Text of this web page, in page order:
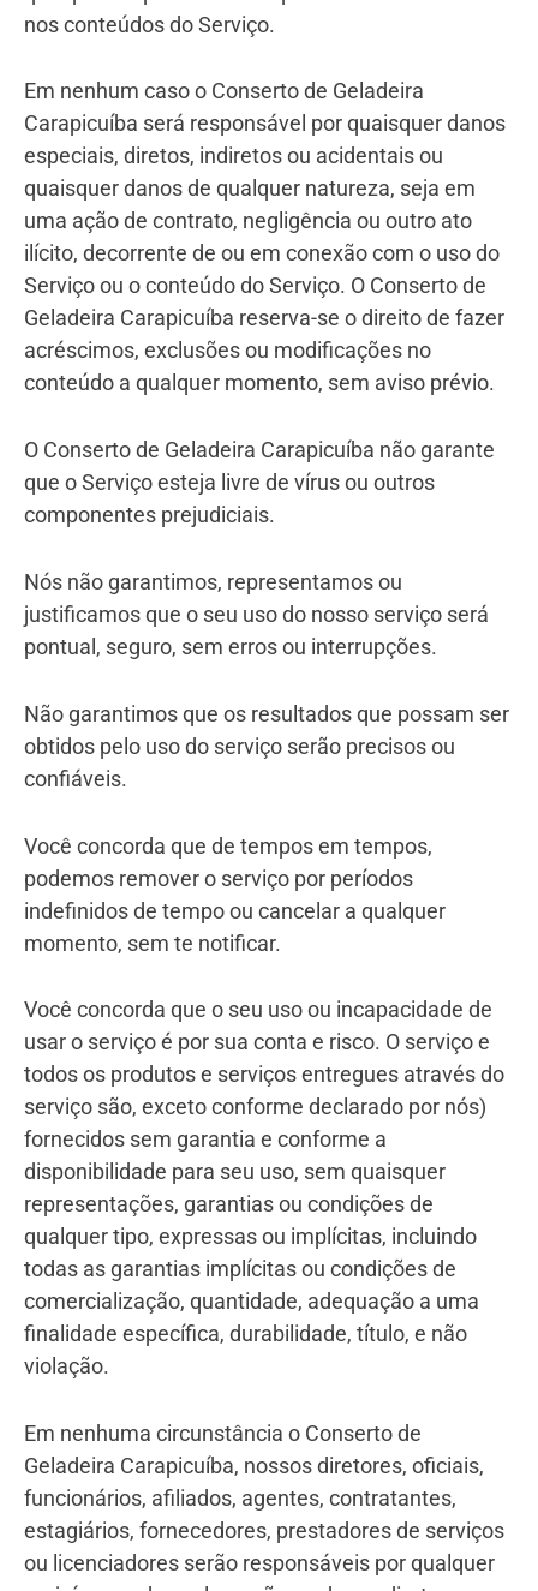
nos conteúdos do Serviço.
Em nenhum caso o Conserto de Geladeira
Carapicuíba será responsável por quaisquer danos
especiais, diretos, indiretos ou acidentais ou
quaisquer danos de qualquer natureza, seja em
uma ação de contrato, negligência ou outro ato
ilícito, decorrente de ou em conexão com o uso do
Serviço ou o conteúdo do Serviço. O Conserto de
Geladeira Carapicuíba reserva-se o direito de fazer
acréscimos, exclusões ou modificações no
conteúdo a qualquer momento, sem aviso prévio.
O Conserto de Geladeira Carapicuíba não garante
que o Serviço esteja livre de vírus ou outros
componentes prejudiciais.
Nós não garantimos, representamos ou
justificamos que o seu uso do nosso serviço será
pontual, seguro, sem erros ou interrupções.
Não garantimos que os resultados que possam ser
obtidos pelo uso do serviço serão precisos ou
confiáveis.
Você concorda que de tempos em tempos,
podemos remover o serviço por períodos
indefinidos de tempo ou cancelar a qualquer
momento, sem te notificar.
Você concorda que o seu uso ou incapacidade de
usar o serviço é por sua conta e risco. O serviço e
todos os produtos e serviços entregues através do
serviço são, exceto conforme declarado por nós)
fornecidos sem garantia e conforme a
disponibilidade para seu uso, sem quaisquer
representações, garantias ou condições de
qualquer tipo, expressas ou implícitas, incluindo
todas as garantias implícitas ou condições de
comercialização, quantidade, adequação a uma
finalidade específica, durabilidade, título, e não
violação.
Em nenhuma circunstância o Conserto de
Geladeira Carapicuíba, nossos diretores, oficiais,
funcionários, afiliados, agentes, contratantes,
estagiários, fornecedores, prestadores de serviços
ou licenciadores serão responsáveis por qualquer